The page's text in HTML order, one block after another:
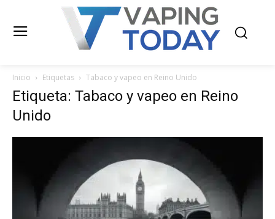
Inicio Etiquetas Tabaco y vapeo en Reino Unido
Etiqueta: Tabaco y vapeo en Reino
Unido